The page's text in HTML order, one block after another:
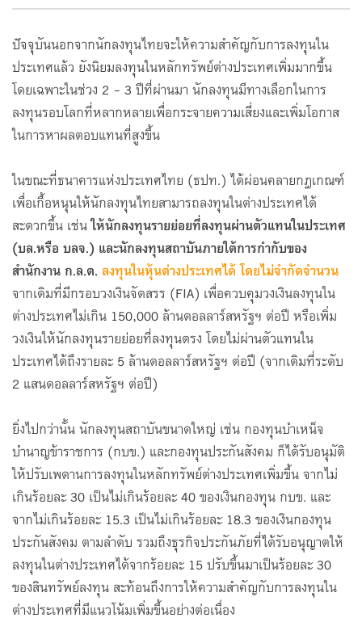
ปัจจุบันนอกจากนักลงทุนไทยจะให้ความสำคัญกับการลงทุนใน
ประเทศแล้ว ยังนิยมลงทุนในหลักทรัพย์ต่างประเทศเพิ่มมากขึ้น
โดยเฉพาะในช่วง 2 - 3 ปีที่ผ่านมา นักลงทุนมีทางเลือกในการ
ลงทุนรอบโลกที่หลากหลายเพื่อกระจายความเสี่ยงและเพิ่มโอกาส
ในการหาผลตอบแทนที่สูงขึ้น
ในขณะที่ธนาคารแห่งประเทศไทย (ธปท.) ได้ผ่อนคลายกฎเกณฑ์
เพื่อเกื้อหนุนให้นักลงทุนไทยสามารถลงทุนในต่างประเทศได้
สะดวกขึ้น เช่นให้นักลงทุนรายย่อยที่ลงทุนผ่านตัวแทนในประเทศ
(บล.หรือ บลจ.) และนักลงทุนสถาบันภายใต้การกำกับของ
สำนักงาน ก.ล.ต. ลงทุนในหุ้นต่างประเทศได้ โดยไม่จำกัดจำนวน
จากเดิมที่มีกรอบวงเงินจัดสรร (FIA) เพื่อควบคุมวงเงินลงทุนใน
ต่างประเทศไม่เกิน 150,000 ล้านดอลลาร์สหรัฐฯ ต่อปี หรือเพิ่ม
วงเงินให้นักลงทุนรายย่อยที่ลงทุนตรง โดยไม่ผ่านตัวแทนใน
ประเทศได้ถึงรายละ 5 ล้านดอลลาร์สหรัฐฯ ต่อปี (จากเดิมที่ระดับ
2 แสนดอลลาร์สหรัฐฯ ต่อปี)
ยิ่งไปกว่านั้น นักลงทุนสถาบันขนาดใหญ่ เช่น กองทุนบำเหน็จ
บำนาญข้าราชการ (กบข.) และกองทุนประกันสังคม ก็ได้รับอนุมัติ
ให้ปรับเพดานการลงทุนในหลักทรัพย์ต่างประเทศเพิ่มขึ้น จากไม่
เกินร้อยละ 30 เป็นไม่เกินร้อยละ 40 ของเงินกองทุน กบข. และ
จากไม่เกินร้อยละ 15.3 เป็นไม่เกินร้อยละ 18.3 ของเงินกองทุน
ประกันสังคม ตามลำดับ รวมถึงธุรกิจประกันภัยที่ได้รับอนุญาตให้
ลงทุนในต่างประเทศได้จากร้อยละ 15 ปรับขึ้นมาเป็นร้อยละ 30
ของสินทรัพย์ลงทุน สะท้อนถึงการให้ความสำคัญกับการลงทุนใน
ต่างประเทศที่มีแนวโน้มเพิ่มขึ้นอย่างต่อเนื่อง